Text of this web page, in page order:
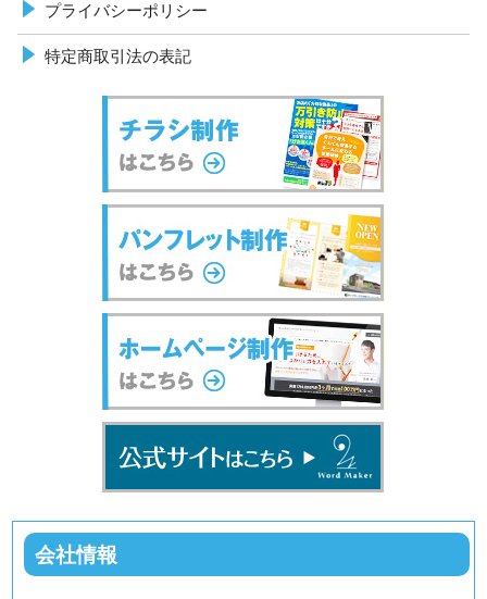
プライバシーポリシー
特定商取引法の表記
会社情報